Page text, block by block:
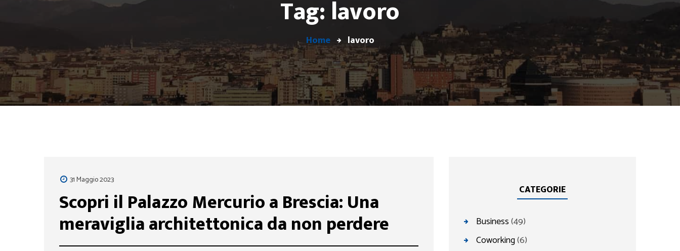
Tag: lavoro
Home lavoro
31 Maggio 2023
Scopri il Palazzo Mercurio a Brescia: Una
meraviglia architettonica da non perdere
CATEGORIE
Business(49)
Coworking(6)